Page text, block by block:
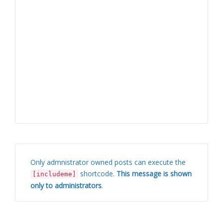
Only admnistrator owned posts can execute the
[includeme] shortcode. This message is shown
only to administrators.